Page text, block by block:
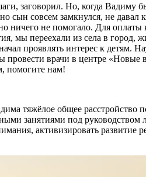
заговорил. Но, когда Вадиму
совсем замкнулся, не давал
ничего не помогало. Для
мы переехали из села в
проявлять интерес к детям.
врачи в центре «Новые
помогите нам!
тяжёлое общее расстройство
занятиями под
активизировать развитие